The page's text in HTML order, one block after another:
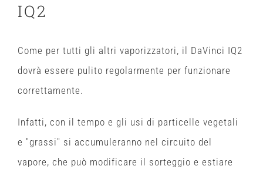
IQ2
Come per tutti gli altri vaporizzatori, il DaVinci IQ2
dovrà essere pulito regolarmente per funzionare
correttamente.
Infatti, con il tempo e gli usi di particelle vegetali
e "grassi" si accumuleranno nel circuito del
vapore, che può modificare il sorteggio e estiare